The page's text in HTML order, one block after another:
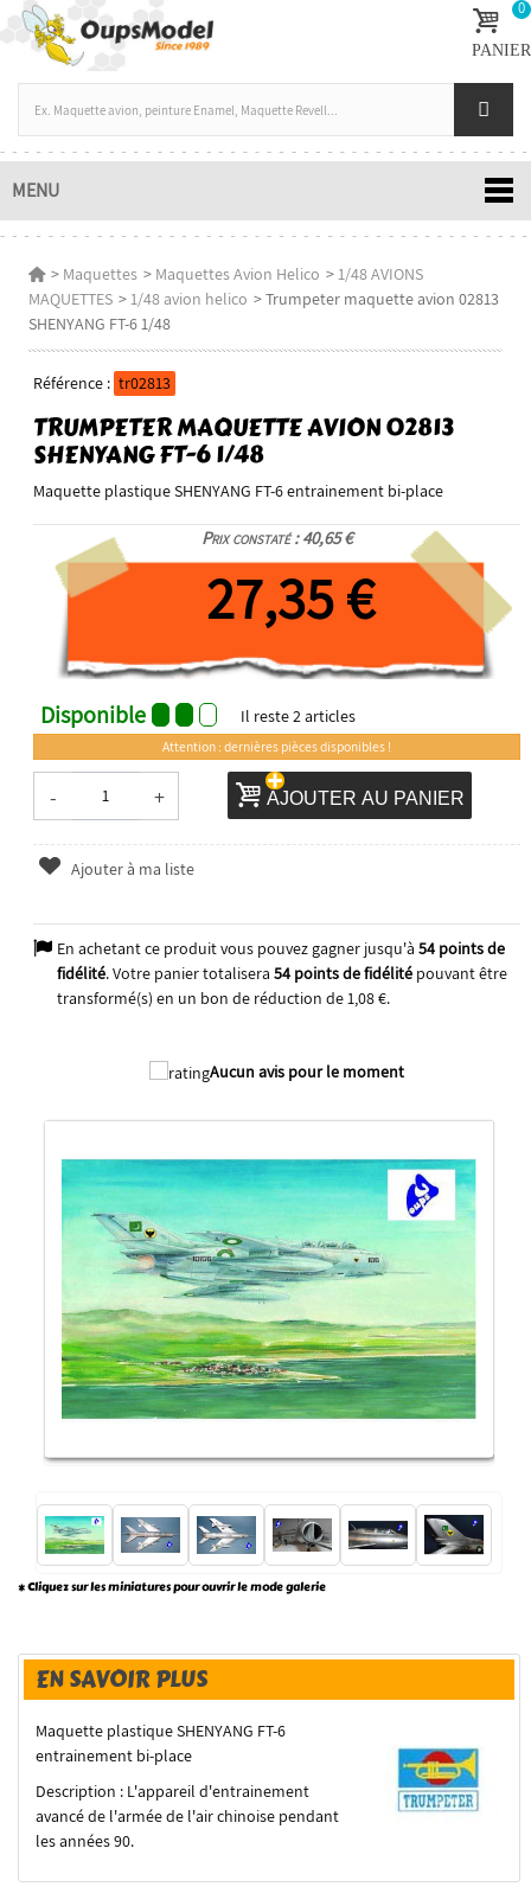
0
PANIER
MENU
> Maquettes > Maquettes Avion Helico >1/48 AVIONS
MAQUETTES >1/48 avion helico >Trumpeter maquette avion 02813
SHENYANG FT-6 1/48
Référence : tr02813
TRUMPETER MAQUETTE AVION 02813
SHENYANG FT-6 1/48
Maquette plastique SHENYANG FT-6 entrainement bi-place
Prix constaté : 40,65 €
27,35 €
Disponible Il reste2articles
Attention : dernières pièces disponibles !
- + AJOUTER AU PANIER
Ajouter à ma liste
En achetant ce produit vous pouvez gagner jusqu'à 54points de
fidélité. Votre panier totalisera 54points de fidélitépouvant être
transformé(s) en un bon de réduction de1,08 €.
Aucun avis pour le moment
* Cliquez sur les miniatures pour ouvrir le mode galerie
EN SAVOIR PLUS
Maquette plastique SHENYANG FT-6
entrainement bi-place
Description : L'appareil d'entrainement
avancé de l'armée de l'air chinoise pendant
les années 90.